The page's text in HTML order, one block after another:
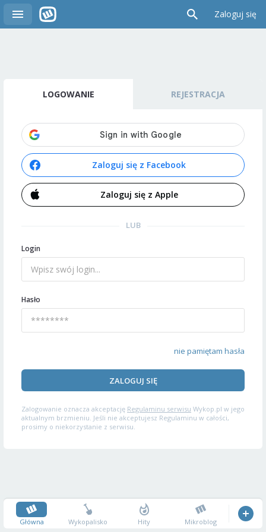
Zaloguj się
LOGOWANIE REJESTRACJA
Zaloguj się z Facebook
Zaloguj się z Apple
LUB
Login
Hasło
nie pamiętam hasła
ZALOGUJ SIĘ
Zalogowanie oznacza akceptację Regulaminu serwisu Wykop.pl w jego
aktualnym brzmieniu. Jeśli nie akceptujesz Regulaminu w całości,
prosimy o niekorzystanie z serwisu.
Główna Wykopalisko Hity Mikroblog